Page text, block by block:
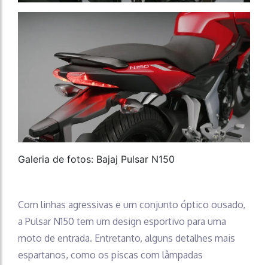
Galeria de fotos: Bajaj Pulsar N150
Com linhas agressivas e um conjunto óptico ousado,
a Pulsar N150 tem um design esportivo para uma
moto de entrada. Entretanto, alguns detalhes mais
espartanos, como os piscas com lâmpadas